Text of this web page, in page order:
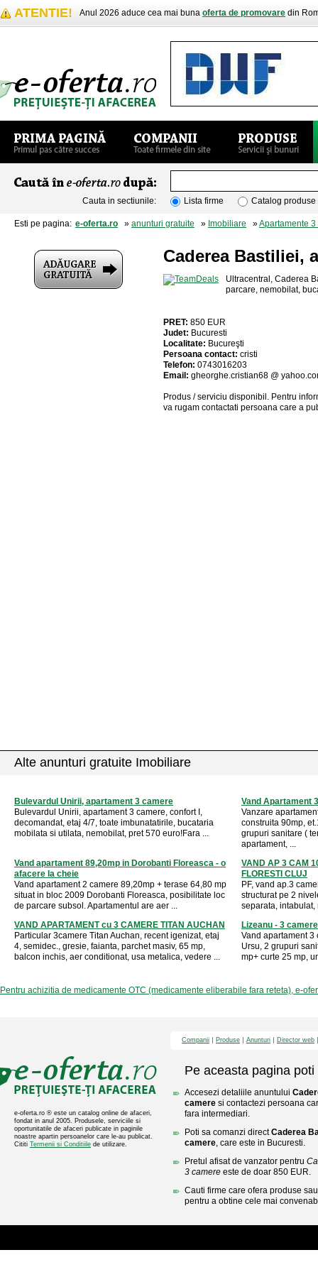
ATENTIE! Anul 2026 aduce cea mai buna oferta de promovare din
Cauta in sectiunile: Lista firme Catalog produse
Esti pe pagina: e-oferta.ro » anunturi gratuite » Imobiliare »Apartamente 3
Caderea Bastiliei,
Ultracentral, Caderea
parcare, nemobilat,
PRET: 850 EUR
Judet: Bucuresti
Localitate: Bucureşti
Persoana contact: cristi
Telefon: 0743016203
Email: gheorghe.cristian68 @
Produs / serviciu disponibil . Pentru
va rugam contactati persoana care a
Alte anunturi gratuite Imobiliare
Bulevardul Unirii, apartament 3 camere
Bulevardul Unirii, apartament 3 camere, confort I,
decomandat, etaj 4/7, toate imbunatatirile, bucataria
mobilata si utilata, nemobilat, pret 570 euro!Fara ...
Vand Apartament
Vanzare
construita 90mp,
grupuri sanitare (
apartament, ...
Vand apartament 89,20mp in Dorobanti Floreasca - o
afacere la cheie
Vand apartament 2 camere 89,20mp + terase 64,80 mp
situat in bloc 2009 Dorobanti Floreasca, posibilitate loc
de parcare subsol. Apartamentul are aer ...
VAND AP 3 CAM
FLORESTI CLUJ
PF, vand ap.3
structurat pe 2
separata, intabulat,
VAND APARTAMENT cu 3 CAMERE TITAN AUCHAN
Particular 3camere Titan Auchan, recent igenizat, etaj
4, semidec., gresie, faianta, parchet masiv, 65 mp,
balcon inchis, aer conditionat, usa metalica, vedere ...
Lizeanu - 3
Vand apartament 3
Ursu, 2 grupuri
mp+ curte 25 mp,
Pentru achizitia de medicamente OTC (medicamente eliberabile fara reteta), e-
e-oferta.ro ® este un catalog online de afaceri,
fondat in anul 2005. Produsele, serviciile si
oportunitatile de afaceri publicate in paginile
noastre apartin persoanelor care le-au publicat.
Cititi Termenii si Conditiile de utilizare.
Companii Produse Anunturi Director web
Pe aceasta pagina poti
Accesezi detaliile anuntului
camere si contactezi persoana
fara intermediari.
Poti sa comanzi directCaderea
camere, care este in Bucuresti.
Pretul afisat de vanzator pentru
3 camere este de doar 850 EUR.
Cauti firme care ofera produse
pentru a obtine cele mai